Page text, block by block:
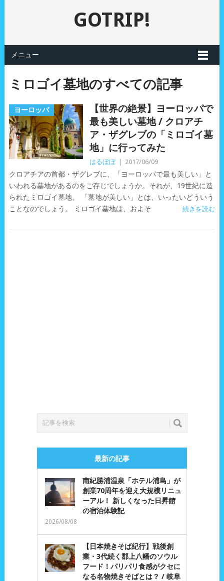
GOTRIP!
メニュー
ミロゴイ墓地のすべての記事
ヨーロッパ
【世界の絶景】ヨーロッパで
最も美しい墓地 / クロアチ
ア・ザグレブの「ミロゴイ墓
地」に行ってみた
はるぼぼ 2017/06/09
クロアチアの首都・ザグレブに、「ヨーロッパで最も美しい」と
いわれる墓地があるのをご存じでしょうか。それが、19世紀に造
られたミロゴイ墓地。 「墓地が美しい」とは、いったいどういう
ことなのでしょう。 ミロゴイ墓地は、およそ
続きを読む
最新の記事
南紀勝浦温泉「ホテル浦島」が
創業70周年を迎え大規模リニュ
ーアル！ 新しくなった日昇館
の宿泊体験記
2026/08/08
【日本焼きそば紀行】戦後創
業・3代続く郡上八幡のソウル
フード！パリパリ食感がクセに
なる名物焼きそばとは？ / 岐阜